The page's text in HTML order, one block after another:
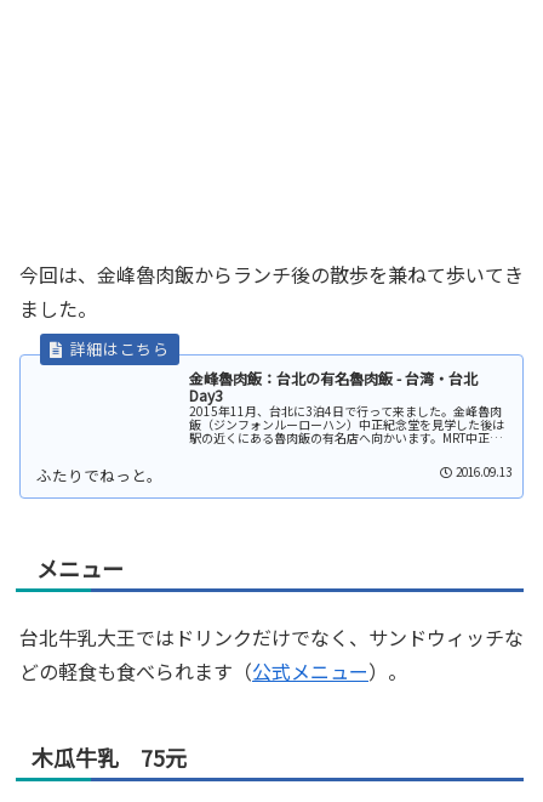
今回は、金峰魯肉飯からランチ後の散歩を兼ねて歩いてき
ました。
金峰魯肉飯：台北の有名魯肉飯 - 台湾・台北
Day3
2015年11月、台北に3泊4日で行って来ました。金峰魯肉
飯（ジンフォンルーローハン）中正紀念堂を見学した後は
駅の近くにある魯肉飯の有名店へ向かいます。MRT中正紀
2016.09.13
メニュー
台北牛乳大王ではドリンクだけでなく、サンドウィッチな
どの軽食も食べられます（公式メニュー）。
木瓜牛乳 75元